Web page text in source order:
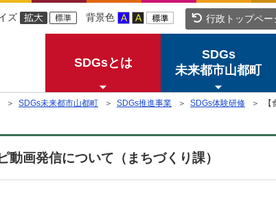
行政トップペー
ズ 背景色
SDGsとは
SDGs
未来都市山都町
＞ SDGs未来都市山都町 ＞ SDGs推進事業 ＞ SDGs体験研修 ＞ 【
動画発信について（まちづくり課）